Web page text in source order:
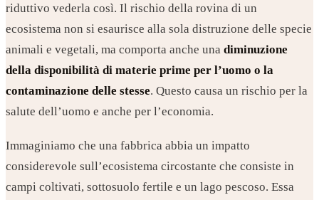
riduttivo vederla così. Il rischio della rovina di un
ecosistema non si esaurisce alla sola distruzione delle specie
animali e vegetali, ma comporta anche una diminuzione
della disponibilità di materie prime per l’uomo o la
contaminazione delle stesse. Questo causa un rischio per la
salute dell’uomo e anche per l’economia.
Immaginiamo che una fabbrica abbia un impatto
considerevole sull’ecosistema circostante che consiste in
campi coltivati, sottosuolo fertile e un lago pescoso. Essa